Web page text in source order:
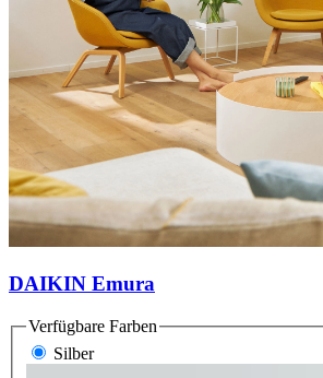
DAIKIN Emura
Verfügbare Farben
Silber